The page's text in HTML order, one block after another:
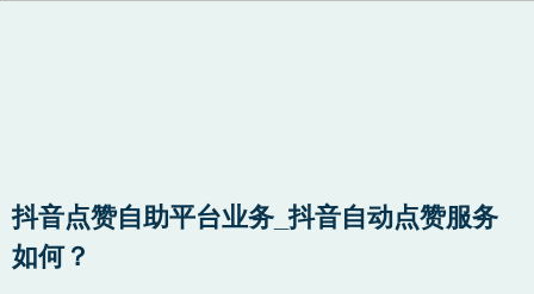
抖音点赞自助平台业务_抖音自动点赞服务
如何？